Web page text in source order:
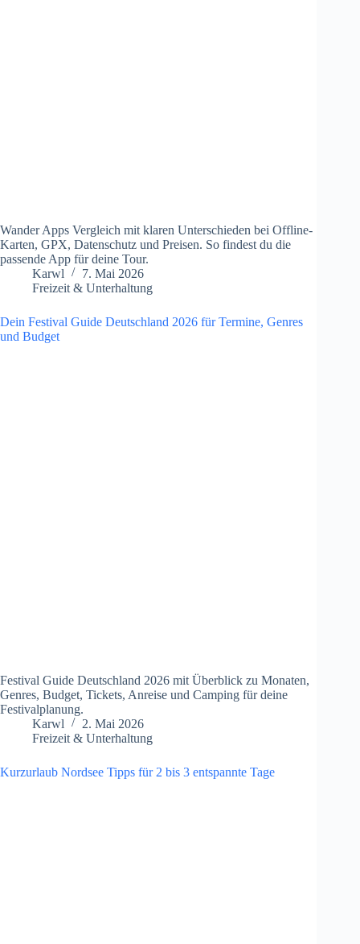
Wander Apps Vergleich mit klaren Unterschieden bei Offline-
Karten, GPX, Datenschutz und Preisen. So findest du die
passende App für deine Tour.
Karwl
7. Mai 2026
Freizeit & Unterhaltung
Dein Festival Guide Deutschland 2026 für Termine, Genres
und Budget
Festival Guide Deutschland 2026 mit Überblick zu Monaten,
Genres, Budget, Tickets, Anreise und Camping für deine
Festivalplanung.
Karwl
2. Mai 2026
Freizeit & Unterhaltung
Kurzurlaub Nordsee Tipps für 2 bis 3 entspannte Tage